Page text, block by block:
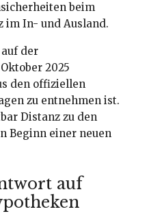
beim
im In- und Ausland.
der
2025
den offiziellen
zu entnehmen ist.
Distanz zu den
Beginn einer neuen
auf